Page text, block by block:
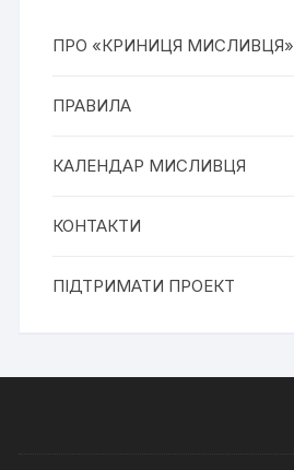
ПРО «КРИНИЦЯ МИСЛИВЦЯ»
ПРАВИЛА
КАЛЕНДАР МИСЛИВЦЯ
КОНТАКТИ
ПІДТРИМАТИ ПРОЕКТ